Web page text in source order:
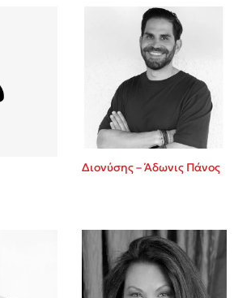
Ιωάννης Γλωσσόπουλος
Ένας γίγαντας στο σχολείο
Διονύσης – Άδωνις Πάνος